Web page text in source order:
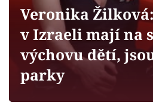
Sledujte prima+
Filmový festival
Veronika
v Izraeli mají na
výchovu dětí,
parky